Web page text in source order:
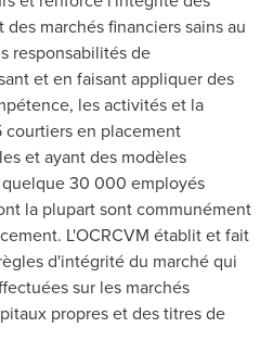
marchés financiers sains au
responsabilités de
et en faisant appliquer des
les activités et la
courtiers en placement
et ayant des modèles
30 000 employés
la plupart sont communément
L'OCRCVM établit et fait
d'intégrité du marché qui
sur les marchés
propres et des titres de